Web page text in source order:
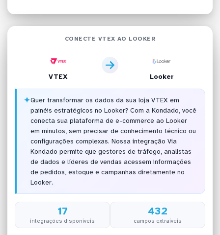
CONECTE VTEX AO LOOKER
VTEX Looker
✦Quer transformar os dados da sua loja VTEX em
painéis estratégicos no Looker? Com a Kondado, você
conecta sua plataforma de e-commerce ao Looker
em minutos, sem precisar de conhecimento técnico ou
configurações complexas. Nossa integração Via
Kondado permite que gestores de tráfego, analistas
de dados e líderes de vendas acessem informações
de pedidos, estoque e campanhas diretamente no
Looker.
17
integrações disponíveis
432
campos extraíveis